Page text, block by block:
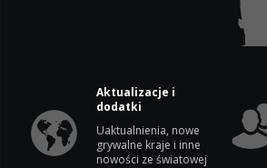
Aktualizacje i
dodatki
Uaktualnienia, nowe
grywalne kraje i inne
nowości ze światowej